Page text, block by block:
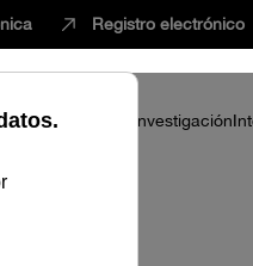
Registro electrónico
Profesorado Investigación